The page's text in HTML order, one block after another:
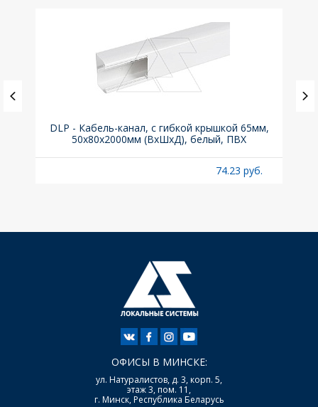
DLP - Кабель-канал, с гибкой крышкой 65мм,
50x80х2000мм (ВхШхД), белый, ПВХ
74.23 руб.
ОФИСЫ В МИНСКЕ:
ул. Натуралистов, д. 3, корп. 5,
этаж 3, пом. 11,
г. Минск, Республика Беларусь